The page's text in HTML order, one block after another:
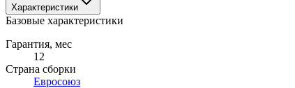
Характеристики
Базовые характеристики
Гарантия, мес
12
Страна сборки
Евросоюз